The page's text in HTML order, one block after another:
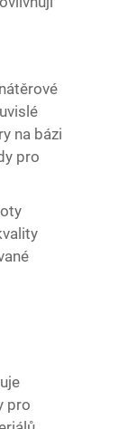
na bázi
pro
pro